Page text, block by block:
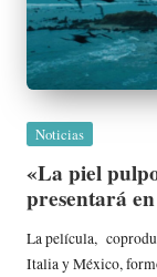
Publicada
Noticias
«La piel
presentará
La película,
Italia y México,